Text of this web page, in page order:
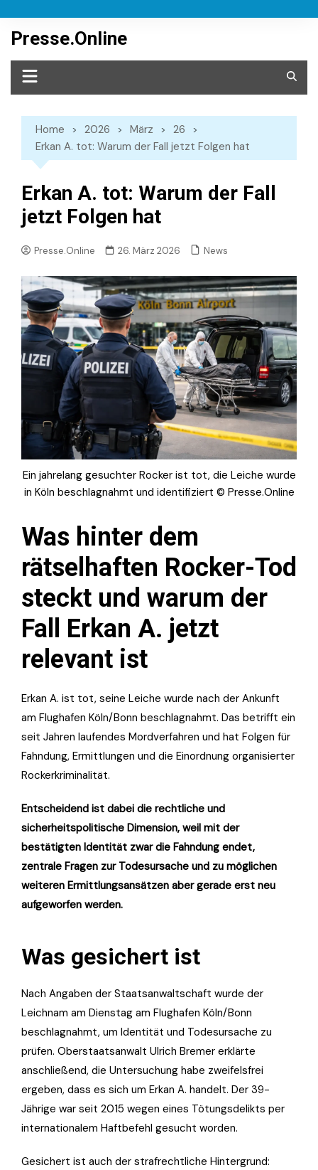
content
Presse.Online
Home 2026 März
26
Erkan A. tot: Warum der Fall jetzt Folgen hat
Erkan A. tot: Warum der Fall
jetzt Folgen hat
Presse.Online 26. März 2026 News
Ein jahrelang gesuchter Rocker ist tot, die Leiche wurde
in Köln beschlagnahmt und identifiziert © Presse.Online
Was hinter dem
rätselhaften Rocker-Tod
steckt und warum der
Fall Erkan A. jetzt
relevant ist
Erkan A. ist tot, seine Leiche wurde nach der Ankunft
am Flughafen Köln/Bonn beschlagnahmt. Das betrifft ein
seit Jahren laufendes Mordverfahren und hat Folgen für
Fahndung, Ermittlungen und die Einordnung organisierter
Rockerkriminalität.
Entscheidend ist dabei die rechtliche und
sicherheitspolitische Dimension, weil mit der
bestätigten Identität zwar die Fahndung endet,
zentrale Fragen zur Todesursache und zu möglichen
weiteren Ermittlungsansätzen aber gerade erst neu
aufgeworfen werden.
Was gesichert ist
Nach Angaben der Staatsanwaltschaft wurde der
Leichnam am Dienstag am Flughafen Köln/Bonn
beschlagnahmt, um Identität und Todesursache zu
prüfen. Oberstaatsanwalt Ulrich Bremer erklärte
anschließend, die Untersuchung habe zweifelsfrei
ergeben, dass es sich um Erkan A. handelt. Der 39-
Jährige war seit 2015 wegen eines Tötungsdelikts per
internationalem Haftbefehl gesucht worden.
Gesichert ist auch der strafrechtliche Hintergrund: